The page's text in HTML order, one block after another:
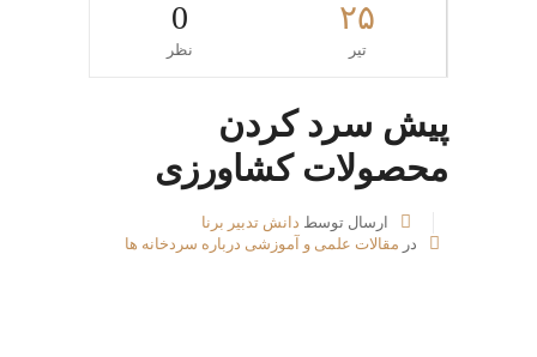
۲۵
تیر
0
نظر
پیش سرد کردن
محصولات کشاورزی
ارسال توسط دانش تدبیر برنا
در مقالات علمی و آموزشی درباره سردخانه ها